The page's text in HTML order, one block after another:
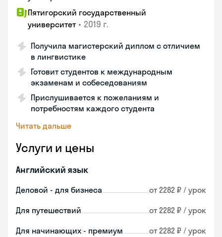
Пятигорский государственный
университет • 2019 г.
Получила магистерский диплом с отличием
в лингвистике
Готовит студентов к международным
экзаменам и собеседованиям
Прислушивается к пожеланиям и
потребностям каждого студента
Читать дальше
Услуги и цены
Английский язык
Деловой - для бизнеса от 2282 ₽ / урок
Для путешествий от 2282 ₽ / урок
Для начинающих - премиум от 2282 ₽ / урок